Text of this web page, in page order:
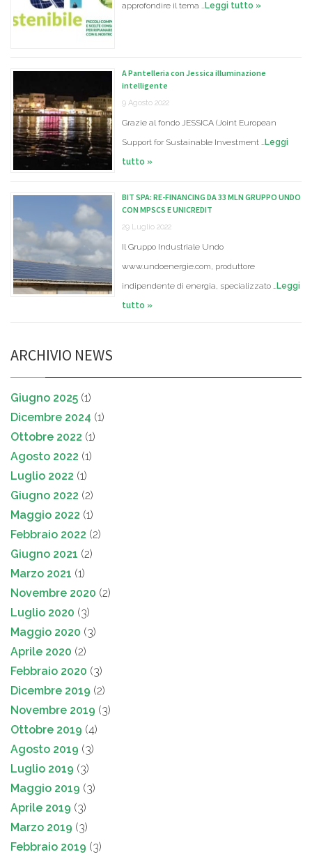
approfondire il tema …Leggi tutto »
A Pantelleria con Jessica illuminazione
intelligente
9 Agosto 2022
Grazie al fondo JESSICA (Joint European
Support for Sustainable Investment …Leggi
tutto »
BIT SPA: RE-FINANCING DA 33 MLN GRUPPO UNDO
CON MPSCS E UNICREDIT
29 Luglio 2022
Il Gruppo Industriale Undo
www.undoenergie.com, produttore
indipendente di energia, specializzato …Leggi
tutto »
ARCHIVIO NEWS
Giugno 2025 (1)
Dicembre 2024 (1)
Ottobre 2022 (1)
Agosto 2022 (1)
Luglio 2022 (1)
Giugno 2022 (2)
Maggio 2022 (1)
Febbraio 2022 (2)
Giugno 2021 (2)
Marzo 2021 (1)
Novembre 2020 (2)
Luglio 2020 (3)
Maggio 2020 (3)
Aprile 2020 (2)
Febbraio 2020 (3)
Dicembre 2019 (2)
Novembre 2019 (3)
Ottobre 2019 (4)
Agosto 2019 (3)
Luglio 2019 (3)
Maggio 2019 (3)
Aprile 2019 (3)
Marzo 2019 (3)
Febbraio 2019 (3)